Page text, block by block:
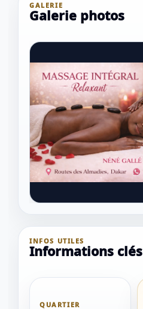
GALERIE
Galerie photos
INFOS UTILES
Informations clés
QUARTIER
1 / 1
⛶↓✕